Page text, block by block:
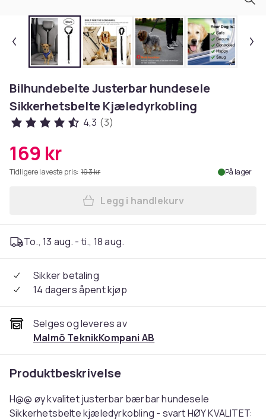
Bilhundebelte Justerbar hundesele
Sikkerhetsbelte Kjæledyrkobling
4,3 (3)
169 kr
Tidligere laveste pris: 193 kr På lager
Legg Bilhundebelte
Legg i handlekurv
To., 13 aug. - ti., 18 aug.
Sikker betaling
14 dagers åpent kjøp
Selges og leveres av
Malmö TeknikKompani AB
Produktbeskrivelse
H@@ øy kvalitet justerbar bærbar hundesele
Sikkerhetsbelte kjæledyrkobling - svart HØY KVALITET: